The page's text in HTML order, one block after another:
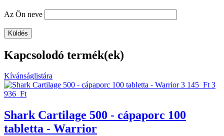
Az Ön neve
Kapcsolodó termék(ek)
Kívánságlistára
3 145 Ft 3
936 Ft
Shark Cartilage 500 - cápaporc 100
tabletta - Warrior